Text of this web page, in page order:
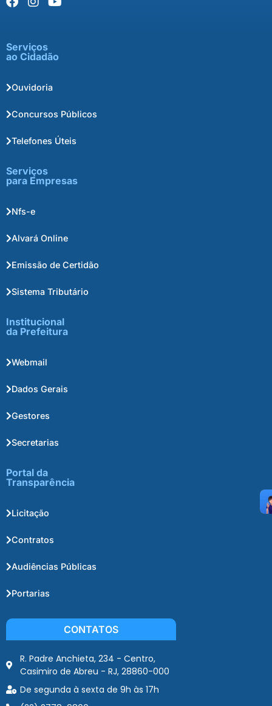
Serviços
ao Cidadão
Ouvidoria
Concursos Públicos
Telefones Úteis
Serviços
para Empresas
Nfs-e
Alvará Online
Emissão de Certidão
Sistema Tributário
Institucional
da Prefeitura
Webmail
Dados Gerais
Gestores
Secretarias
Portal da
Transparência
Licitação
Contratos
Audiências Públicas
Portarias
CONTATOS
R. Padre Anchieta, 234 - Centro,
Casimiro de Abreu - RJ, 28860-000
De segunda à sexta de 9h às 17h